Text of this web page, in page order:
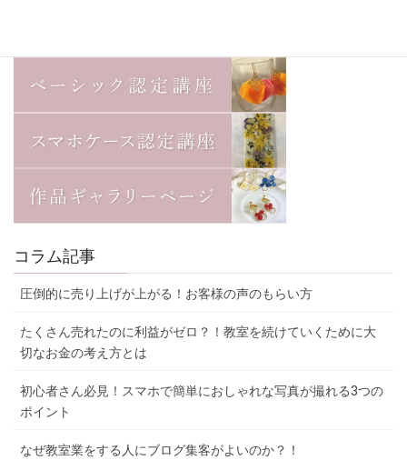
コラム記事
圧倒的に売り上げが上がる！お客様の声のもらい方
たくさん売れたのに利益がゼロ？！教室を続けていくために大
切なお金の考え方とは
初心者さん必見！スマホで簡単におしゃれな写真が撮れる3つの
ポイント
なぜ教室業をする人にブログ集客がよいのか？！